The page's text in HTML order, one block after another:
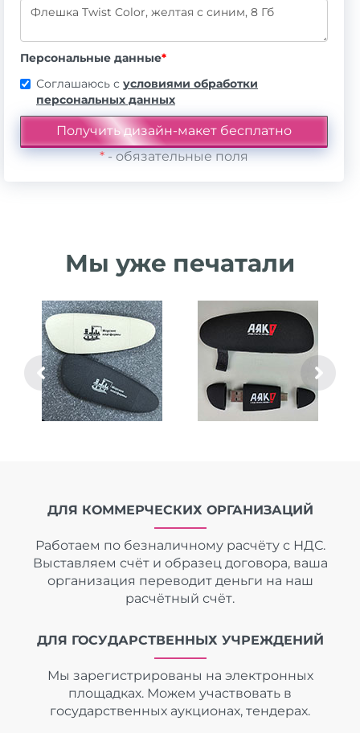
Персональные данные*
Соглашаюсь с условиями обработки
персональных данных
*- обязательные поля
Мы уже печатали
ДЛЯ КОММЕРЧЕСКИХ ОРГАНИЗАЦИЙ
Работаем по безналичному расчёту с НДС.
Выставляем счёт и образец договора, ваша
организация переводит деньги на наш
расчётный счёт.
ДЛЯ ГОСУДАРСТВЕННЫХ УЧРЕЖДЕНИЙ
Мы зарегистрированы на электронных
площадках. Можем участвовать в
государственных аукционах, тендерах.